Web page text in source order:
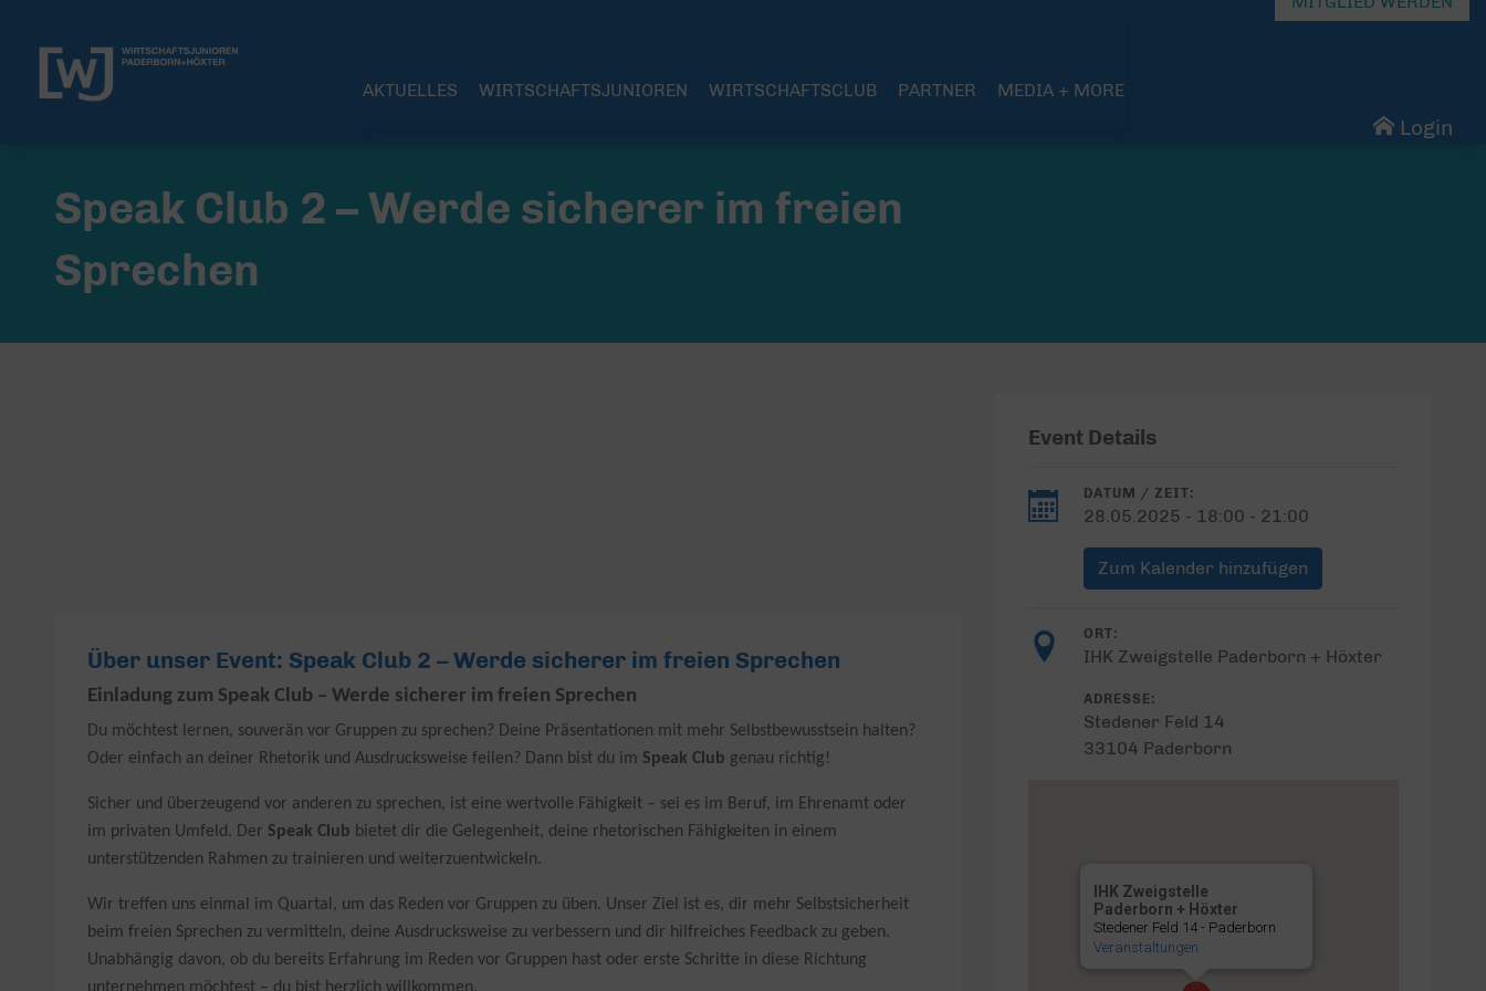
AKTUELLES WIRTSCHAFTSJUNIOREN WIRTSCHAFTSCLUB PARTNER MEDIA + MORE
Login
Speak Club 2 – Werde sicherer im freien
Sprechen
Über unser Event: Speak Club 2 – Werde sicherer im freien Sprechen
Einladung zum Speak Club – Werde sicherer im freien Sprechen
Du möchtest lernen, souverän vor Gruppen zu sprechen? Deine Präsentationen mit mehr Selbstbewusstsein halten?
Oder einfach an deiner Rhetorik und Ausdrucksweise feilen? Dann bist du im Speak Club genau richtig!
Sicher und überzeugend vor anderen zu sprechen, ist eine wertvolle Fähigkeit – sei es im Beruf, im Ehrenamt oder
im privaten Umfeld. Der Speak Club bietet dir die Gelegenheit, deine rhetorischen Fähigkeiten in einem
unterstützenden Rahmen zu trainieren und weiterzuentwickeln.
Wir treffen uns einmal im Quartal, um das Reden vor Gruppen zu üben. Unser Ziel ist es, dir mehr Selbstsicherheit
beim freien Sprechen zu vermitteln, deine Ausdrucksweise zu verbessern und dir hilfreiches Feedback zu geben.
Unabhängig davon, ob du bereits Erfahrung im Reden vor Gruppen hast oder erste Schritte in diese Richtung
Event Details
DATUM / ZEIT:
28.05.2025 - 18:00 - 21:00
Zum Kalender hinzufügen
ORT:
IHK Zweigstelle Paderborn + Höxter
ADRESSE:
Stedener Feld 14
33104 Paderborn
IHK Zweigstelle
Paderborn + Höxter
Stedener Feld 14 - Paderborn
Veranstaltungen